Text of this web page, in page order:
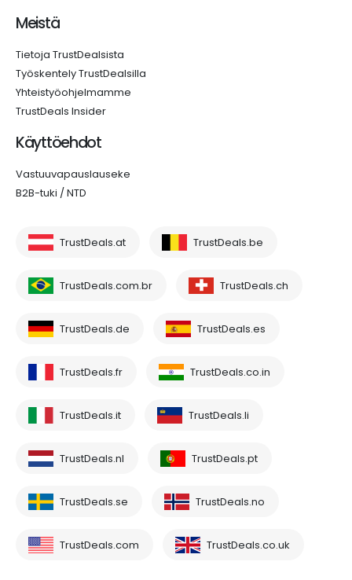
Meistä
Tietoja TrustDealsista
Työskentely TrustDealsilla
Yhteistyöohjelmamme
TrustDeals Insider
Käyttöehdot
Vastuuvapauslauseke
B2B-tuki / NTD
TrustDeals.at TrustDeals.be
TrustDeals.com.br TrustDeals.ch
TrustDeals.de TrustDeals.es
TrustDeals.fr TrustDeals.co.in
TrustDeals.it TrustDeals.li
TrustDeals.nl TrustDeals.pt
TrustDeals.se TrustDeals.no
TrustDeals.com TrustDeals.co.uk